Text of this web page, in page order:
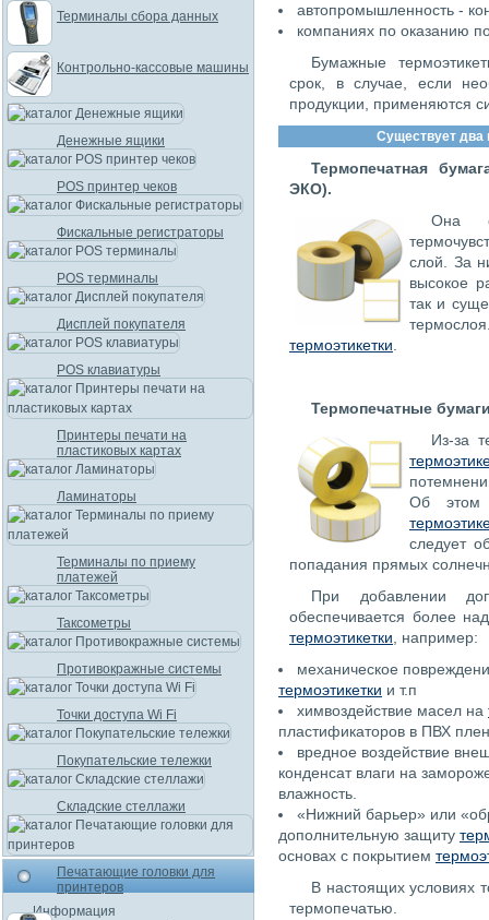
автопромышленность -
компаниях по оказанию
Бумажные
срок, в случае, если
продукции, применяются
Существует два
Термопечатная
ЭКО).
Она
слой. За
высокое
так и
термоэтикетки
Термопечатные
Из-за
Об этом
следует
попадания прямых
При добавлении
обеспечивается более
термоэтикетки , например:
механическое
термоэтикетки и т.п
химвоздействие масел на
пластификаторов в ПВХ
вредное воздействие
конденсат влаги на
влажность.
«Нижний барьер» или
дополнительную защиту
основах с покрытием
В настоящих условиях
термопечатью.
Терминалы сбора данных
Контрольно-кассовые машины
Денежные ящики
POS принтер чеков
Фискальные регистраторы
POS терминалы
Дисплей покупателя
POS клавиатуры
Принтеры печати на
пластиковых картах
Ламинаторы
Терминалы по приему
платежей
Таксометры
Противокражные системы
Точки доступа Wi Fi
Покупательские тележки
Складские стеллажи
Печатающие головки для
принтеров
Информация